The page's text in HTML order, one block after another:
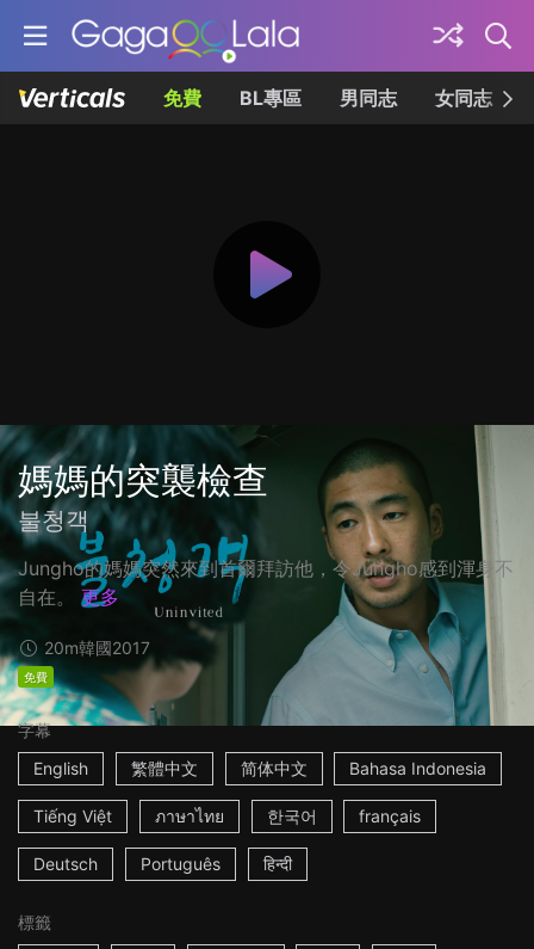
免費 BL專區 男同志 女同志
媽媽的突襲檢查
불청객
Jungho的媽媽突然來到首爾拜訪他，令Jungho感到渾身不
自在。
更多
20m韓國2017
免費
字幕
English
繁體中文 简体中文 Bahasa Indonesia
Tiếng Việt ภาษาไทย 한국어 français
Deutsch Português हिन्दी
標籤